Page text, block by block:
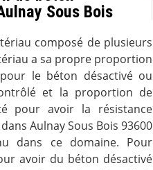
Sous Bois
composé de plusieurs
a sa propre proportion
le béton désactivé ou
et la proportion de
pour avoir la résistance
Aulnay Sous Bois 93600
dans ce domaine. Pour
avoir du béton désactivé